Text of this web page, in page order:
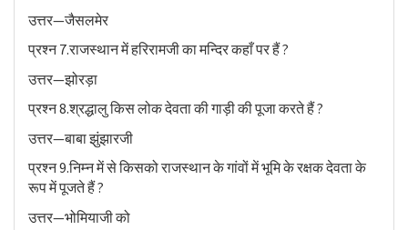
उत्तर—जैसलमेर
प्रश्न 7.राजस्थान में हरिरामजी का मन्दिर कहाँ पर हैं ?
उत्तर—झोरड़ा
प्रश्न 8.श्रद्धालु किस लोक देवता की गाड़ी की पूजा करते हैं ?
उत्तर—बाबा झुंझारजी
प्रश्न 9.निम्न में से किसको राजस्थान के गांवों में भूमि के रक्षक देवता के
रूप में पूजते हैं ?
उत्तर—भोमियाजी को